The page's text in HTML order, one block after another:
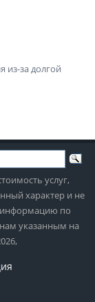
из-за долгой
услуг,
характер и не
информацию по
указанным на